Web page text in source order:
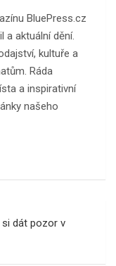
BluePress.cz
a aktuální dění.
kultuře a
Ráda
a inspirativní
našeho
dát pozor v